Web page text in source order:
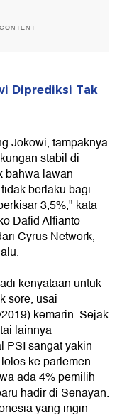
Diprediksi Tak
Jokowi, tampaknya
stabil di
bahwa lawan
berlaku bagi
3,5%," kata
Dafid Alfianto
Cyrus Network,
kenyataan untuk
sore, usai
kemarin. Sejak
lainnya
PSI sangat yakin
ke parlemen.
ada 4% pemilih
hadir di Senayan.
yang ingin